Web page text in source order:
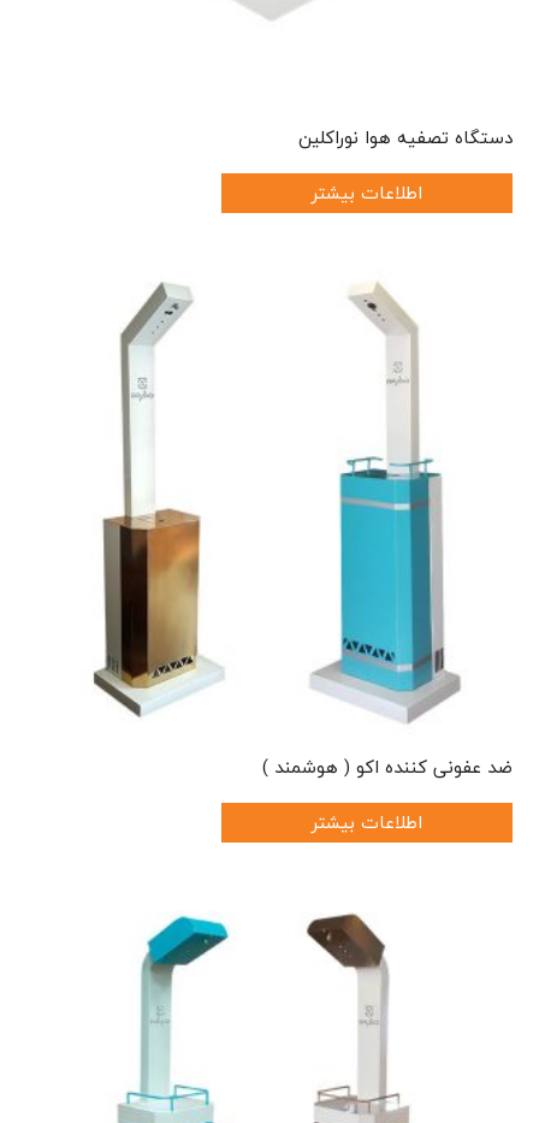
دستگاه تصفیه هوا نوراکلین
اطلاعات بیشتر
ضد عفونی کننده اکو ( هوشمند )
اطلاعات بیشتر